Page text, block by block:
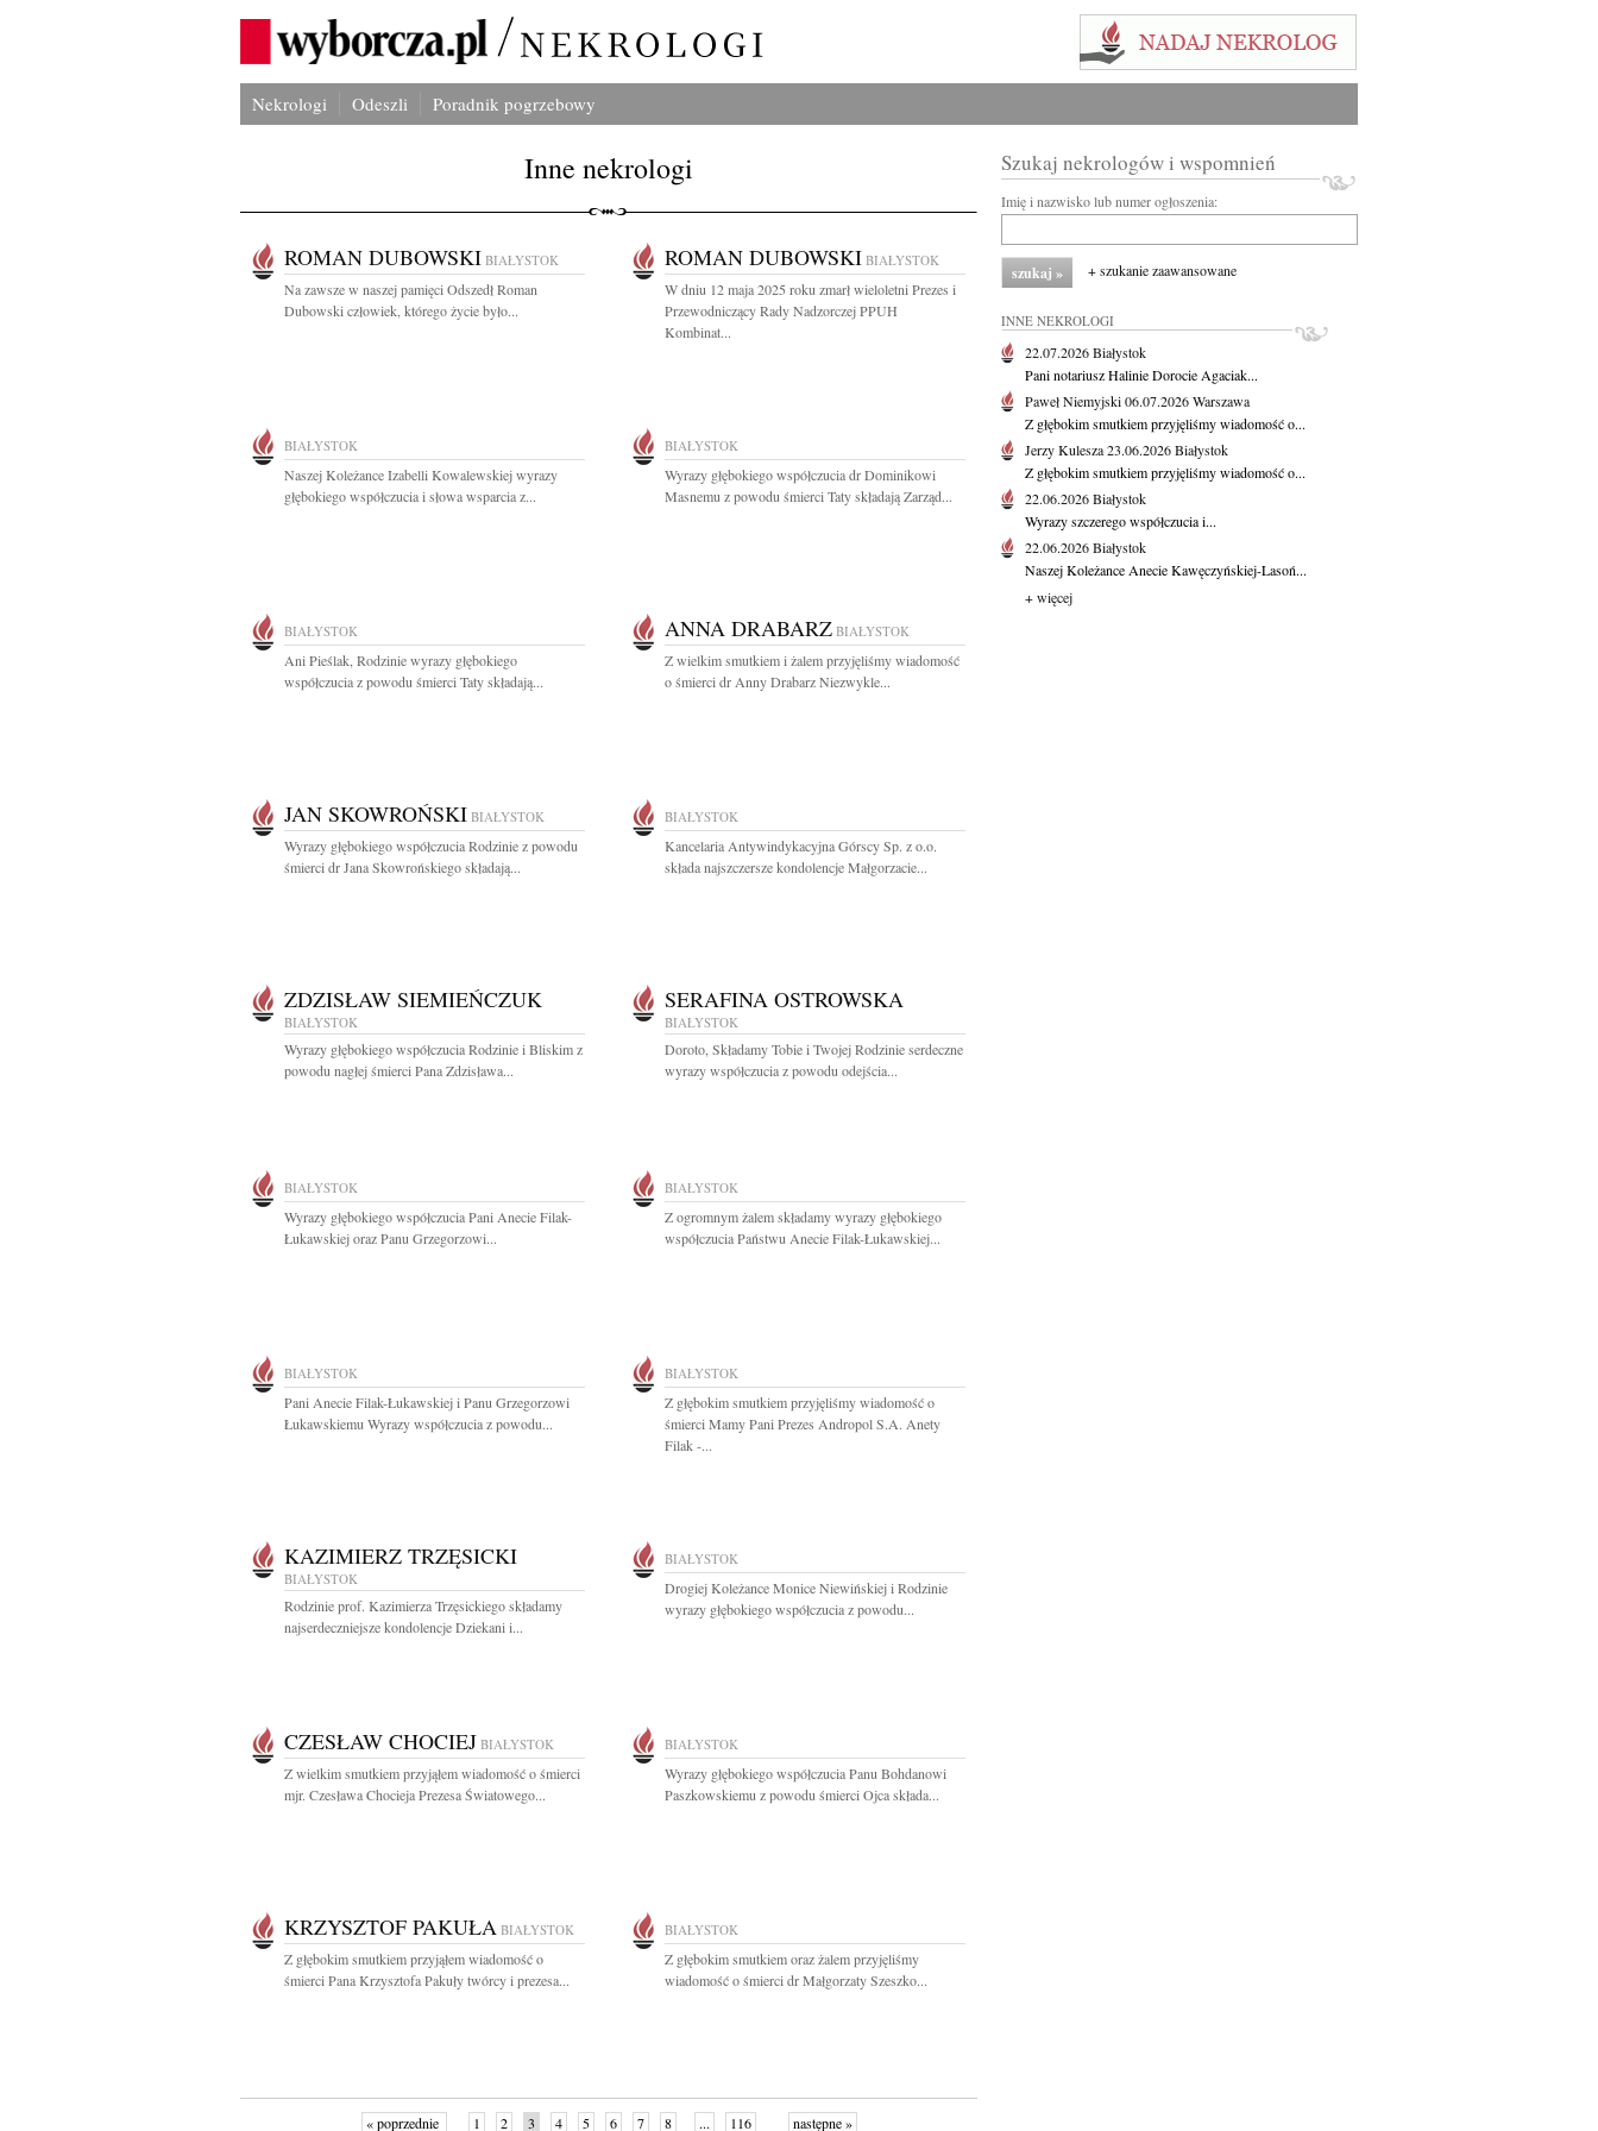
Nekrologi Odeszli Poradnik pogrzebowy
Inne nekrologi
ROMAN DUBOWSKI BIAŁYSTOK
Na zawsze w naszej pamięci Odszedł Roman
Dubowski człowiek, którego życie było...
ROMAN DUBOWSKI BIAŁYSTOK
W dniu 12 maja 2025 roku zmarł wieloletni Prezes i
Przewodniczący Rady Nadzorczej PPUH
Kombinat...
BIAŁYSTOK
Naszej Koleżance Izabelli Kowalewskiej wyrazy
głębokiego współczucia i słowa wsparcia z...
BIAŁYSTOK
Wyrazy głębokiego współczucia dr Dominikowi
Masnemu z powodu śmierci Taty składają Zarząd...
BIAŁYSTOK
Ani Pieślak, Rodzinie wyrazy głębokiego
współczucia z powodu śmierci Taty składają...
ANNA DRABARZ BIAŁYSTOK
Z wielkim smutkiem i żalem przyjęliśmy wiadomość
o śmierci dr Anny Drabarz Niezwykle...
JAN SKOWROŃSKI BIAŁYSTOK
Wyrazy głębokiego współczucia Rodzinie z powodu
śmierci dr Jana Skowrońskiego składają...
BIAŁYSTOK
Kancelaria Antywindykacyjna Górscy Sp. z o.o.
składa najszczersze kondolencje Małgorzacie...
ZDZISŁAW SIEMIEŃCZUK
BIAŁYSTOK
Wyrazy głębokiego współczucia Rodzinie i Bliskim z
powodu nagłej śmierci Pana Zdzisława...
SERAFINA OSTROWSKA
BIAŁYSTOK
Doroto, Składamy Tobie i Twojej Rodzinie serdeczne
wyrazy współczucia z powodu odejścia...
BIAŁYSTOK
Wyrazy głębokiego współczucia Pani Anecie Filak-
Łukawskiej oraz Panu Grzegorzowi...
BIAŁYSTOK
Z ogromnym żalem składamy wyrazy głębokiego
współczucia Państwu Anecie Filak-Łukawskiej...
BIAŁYSTOK
Pani Anecie Filak-Łukawskiej i Panu Grzegorzowi
Łukawskiemu Wyrazy współczucia z powodu...
BIAŁYSTOK
Z głębokim smutkiem przyjęliśmy wiadomość o
śmierci Mamy Pani Prezes Andropol S.A. Anety
Filak -...
KAZIMIERZ TRZĘSICKI
BIAŁYSTOK
Rodzinie prof. Kazimierza Trzęsickiego składamy
najserdeczniejsze kondolencje Dziekani i...
BIAŁYSTOK
Drogiej Koleżance Monice Niewińskiej i Rodzinie
wyrazy głębokiego współczucia z powodu...
CZESŁAW CHOCIEJ BIAŁYSTOK
Z wielkim smutkiem przyjąłem wiadomość o śmierci
mjr. Czesława Chocieja Prezesa Światowego...
BIAŁYSTOK
Wyrazy głębokiego współczucia Panu Bohdanowi
Paszkowskiemu z powodu śmierci Ojca składa...
KRZYSZTOF PAKUŁA BIAŁYSTOK
Z głębokim smutkiem przyjąłem wiadomość o
śmierci Pana Krzysztofa Pakuły twórcy i prezesa...
BIAŁYSTOK
Z głębokim smutkiem oraz żalem przyjęliśmy
wiadomość o śmierci dr Małgorzaty Szeszko...
« poprzednie 1 2 3 4 5 6 7 8 ... 116 następne »
Szukaj nekrologów i wspomnień
Imię i nazwisko lub numer ogłoszenia:
+ szukanie zaawansowane
INNE NEKROLOGI
22.07.2026Białystok
Pani notariusz Halinie Dorocie Agaciak...
Paweł Niemyjski06.07.2026Warszawa
Z głębokim smutkiem przyjęliśmy wiadomość o...
Jerzy Kulesza23.06.2026Białystok
Z głębokim smutkiem przyjęliśmy wiadomość o...
22.06.2026Białystok
Wyrazy szczerego współczucia i...
22.06.2026Białystok
Naszej Koleżance Anecie Kawęczyńskiej-Lasoń...
+ więcej